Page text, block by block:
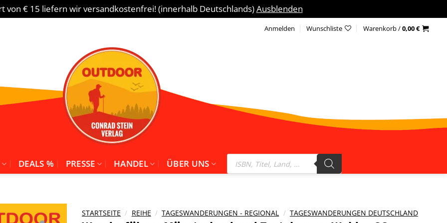
von € 15 liefern wir versandkostenfrei! (innerhalb Deutschlands)Ausblenden
Anmelden Wunschliste Warenkorb /0,00€
DEALS % PRESSE HANDEL ÜBER UNS
Products
search
STARTSEITE / REIHE / TAGESWANDERUNGEN - REGIONAL / TAGESWANDERUNGEN DEUTSCHLAND